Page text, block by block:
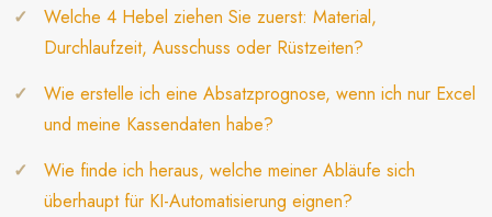
Welche 4 Hebel ziehen Sie zuerst: Material,
Durchlaufzeit, Ausschuss oder Rüstzeiten?
Wie erstelle ich eine Absatzprognose, wenn ich nur Excel
und meine Kassendaten habe?
Wie finde ich heraus, welche meiner Abläufe sich
überhaupt für KI-Automatisierung eignen?